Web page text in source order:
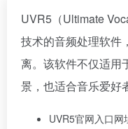
UVR5（Ultimate
技术的音频处理软件
离。该软件不仅适用
景，也适合音乐爱好
UVR5官网入口